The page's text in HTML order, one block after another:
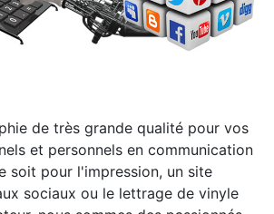
de très grande qualité pour vos
et personnels en communication
soit pour l'impression, un site
sociaux ou le lettrage de vinyle